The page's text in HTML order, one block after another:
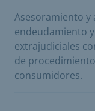
Asesoramiento y
endeudamiento
extrajudiciales
de
consumidores.